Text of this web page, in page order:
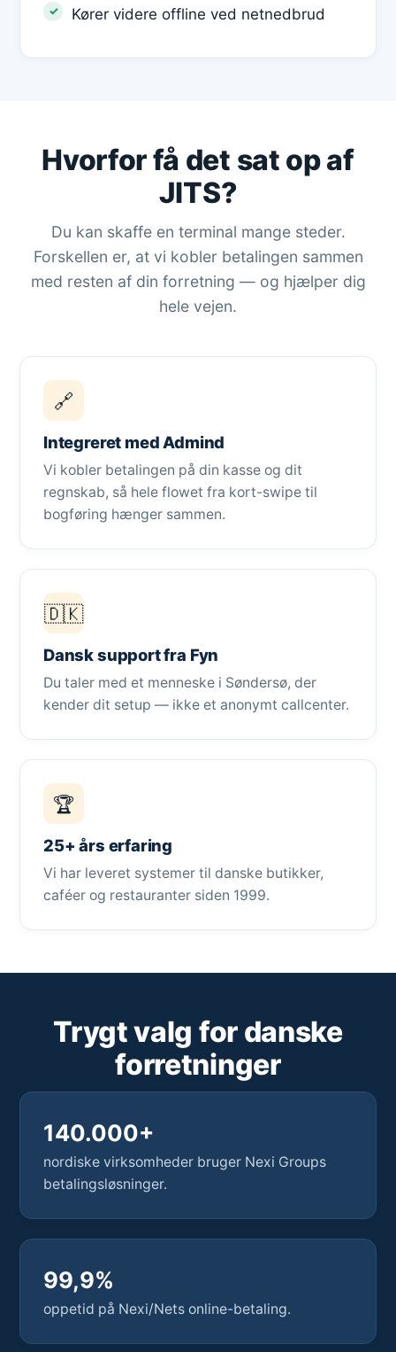
Kører videre offline ved netnedbrud
Hvorfor få det sat op af
JITS?
Du kan skaffe en terminal mange steder.
Forskellen er, at vi kobler betalingen sammen
med resten af din forretning — og hjælper dig
hele vejen.
🔗
Integreret med Admind
Vi kobler betalingen på din kasse og dit
regnskab, så hele flowet fra kort-swipe til
bogføring hænger sammen.
🇩🇰
Dansk support fra Fyn
Du taler med et menneske i Søndersø, der
kender dit setup — ikke et anonymt callcenter.
🏆
25+ års erfaring
Vi har leveret systemer til danske butikker,
caféer og restauranter siden 1999.
Trygt valg for danske
forretninger
140.000+
nordiske virksomheder bruger Nexi Groups
betalingsløsninger.
99,9%
oppetid på Nexi/Nets online-betaling.